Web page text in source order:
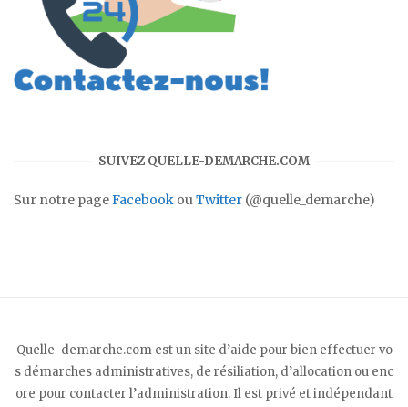
SUIVEZ QUELLE-DEMARCHE.COM
Sur notre pageFacebook ouTwitter (@quelle_demarche)
Quelle-demarche.com est un site d’aide pour bien effectuer vo
s démarches administratives, de résiliation, d’allocation ou enc
ore pour contacter l’administration. Il est privé et indépendant